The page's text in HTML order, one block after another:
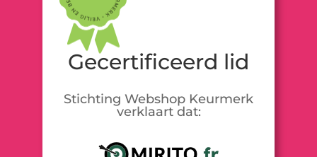
Gecertificeerd lid
Stichting Webshop Keurmerk
verklaart dat: